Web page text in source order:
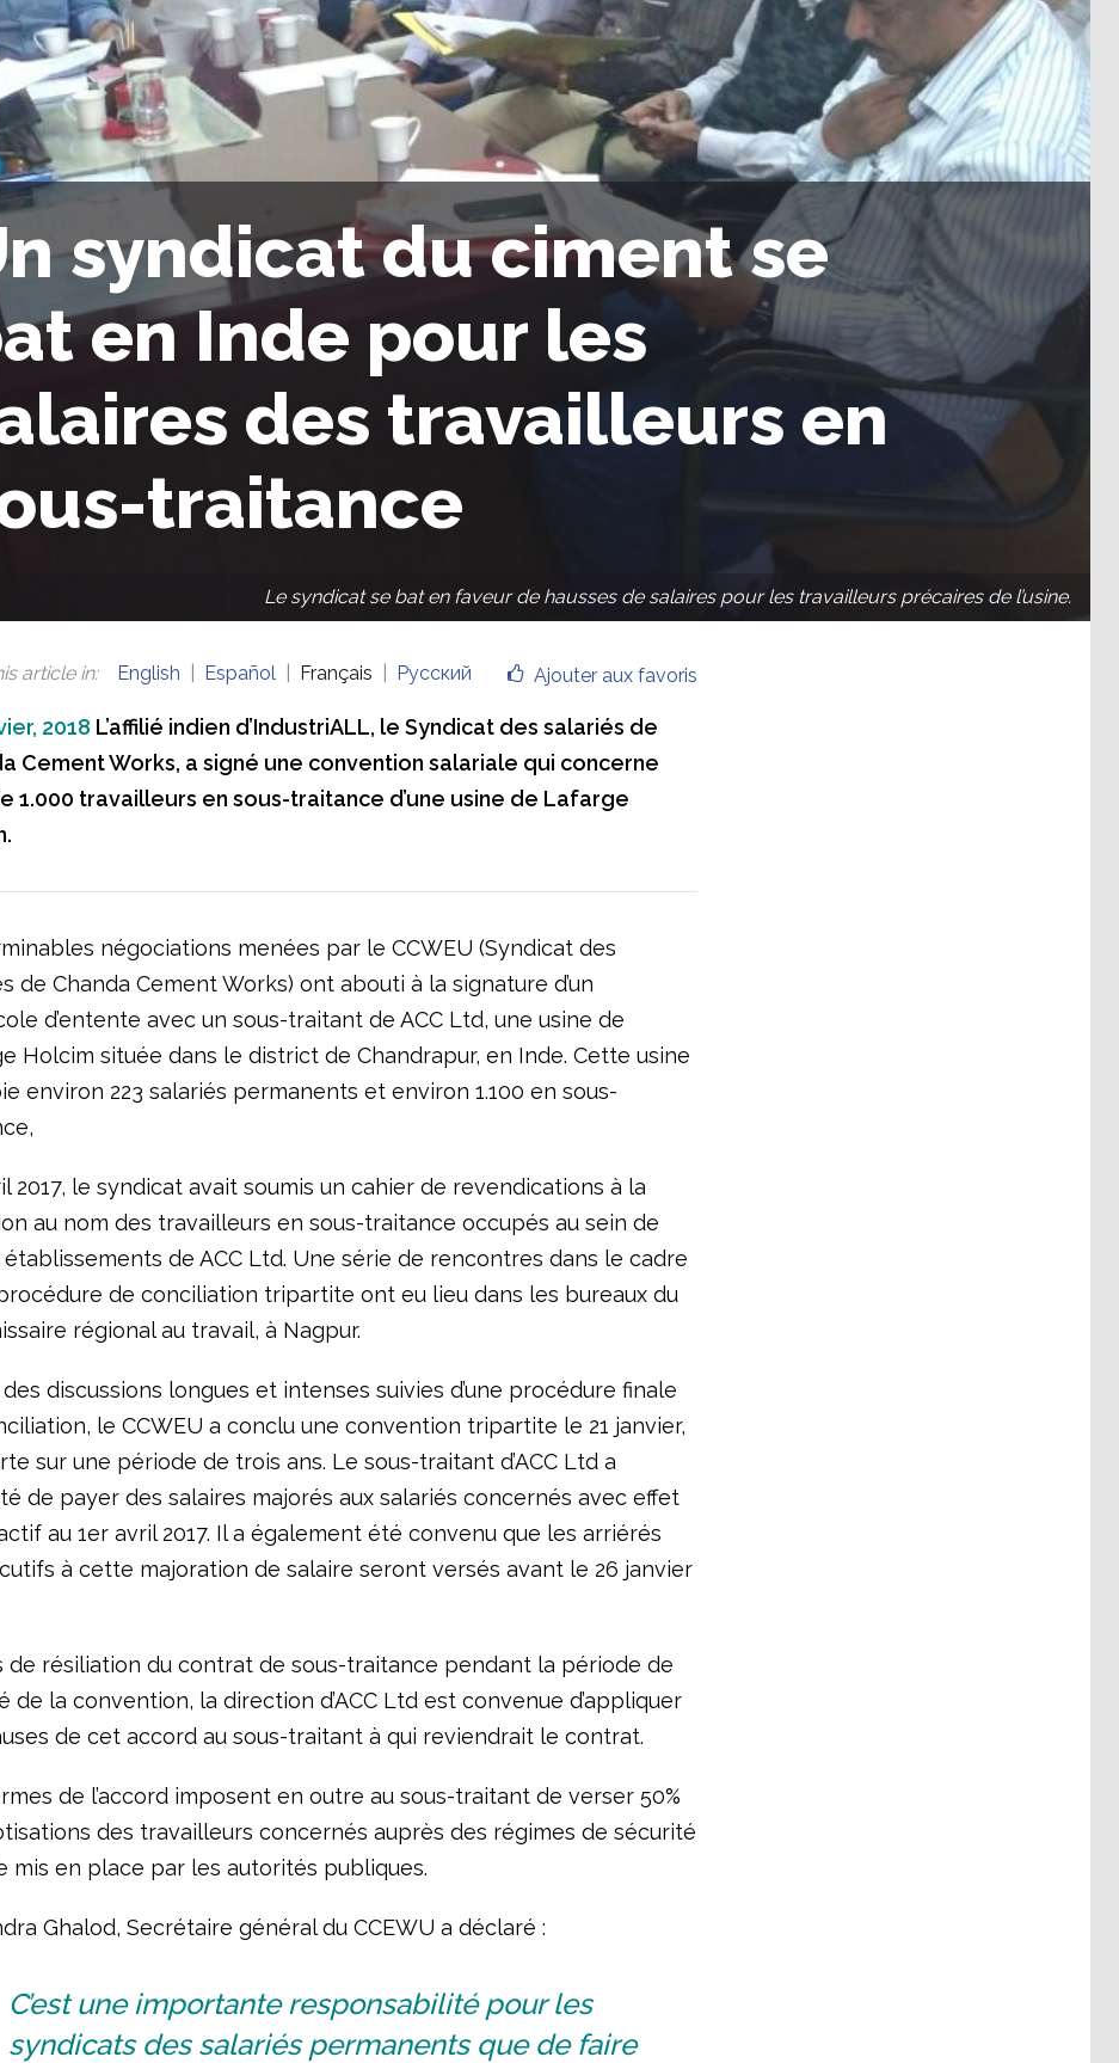
syndicat du ciment se
en Inde pour les
des travailleurs en
traitance
Le syndicat se bat en faveur de hausses de salaires pour les travailleurs précaires de l’usine.
Ajouter aux favoris
article in: English Español Français Русский
2018 L’affilié indien d’IndustriALL, le Syndicat des salariés de
Cement Works, a signé une convention salariale qui concerne
1.000 travailleurs en sous-traitance d’une usine de Lafarge
négociations menées par le CCWEU (Syndicat des
de Chanda Cement Works) ont abouti à la signature d’un
d’entente avec un sous-traitant de ACC Ltd, une usine de
Holcim située dans le district de Chandrapur, en Inde. Cette usine
environ 223 salariés permanents et environ 1.100 en sous-
2017, le syndicat avait soumis un cahier de revendications à la
au nom des travailleurs en sous-traitance occupés au sein de
de ACC Ltd. Une série de rencontres dans le cadre
procédure de conciliation tripartite ont eu lieu dans les bureaux du
régional au travail, à Nagpur.
discussions longues et intenses suivies d’une procédure finale
le CCWEU a conclu une convention tripartite le 21 janvier,
sur une période de trois ans. Le sous-traitant d’ACC Ltd a
de payer des salaires majorés aux salariés concernés avec effet
au 1er avril 2017. Il a également été convenu que les arriérés
à cette majoration de salaire seront versés avant le 26 janvier
de résiliation du contrat de sous-traitance pendant la période de
de la convention, la direction d’ACC Ltd est convenue d’appliquer
de cet accord au sous-traitant à qui reviendrait le contrat.
de l’accord imposent en outre au sous-traitant de verser 50%
des travailleurs concernés auprès des régimes de sécurité
mis en place par les autorités publiques.
Ghalod, Secrétaire général du CCEWU a déclaré :
C’est une importante responsabilité pour les
syndicats des salariés permanents que de faire